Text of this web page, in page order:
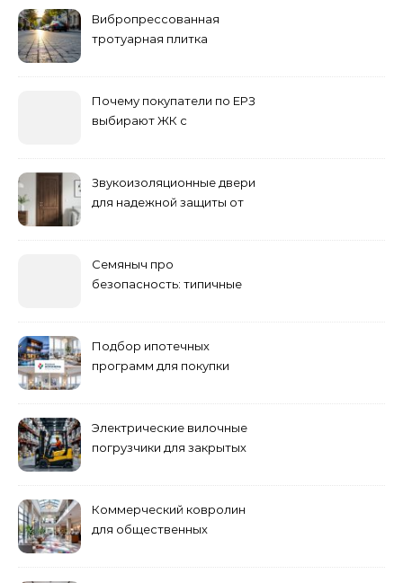
Вибропрессованная
тротуарная плитка
Почему покупатели по ЕРЗ
выбирают ЖК с
Звукоизоляционные двери
для надежной защиты от
Семяныч про
безопасность: типичные
Подбор ипотечных
программ для покупки
Электрические вилочные
погрузчики для закрытых
Коммерческий ковролин
для общественных